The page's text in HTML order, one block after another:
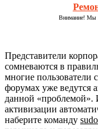
Внимание! Мы
Представители
сомневаются в
многие пользователи
форумах уже ведутся
данной
активизации
наберите команду